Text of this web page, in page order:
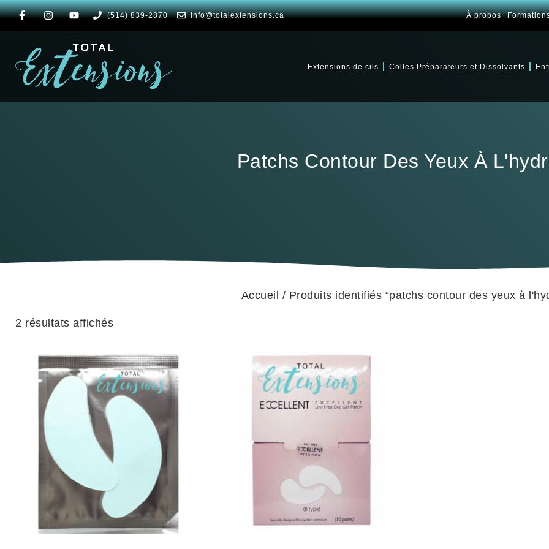
(514) 839-2870 info@totalextensions.ca À propos
Extensions de cils Colles Préparateurs et Dissolvants
Patchs Contour Des Yeux À
Accueil / Produits identifiés “patchs contour des yeux à
2 résultats affichés